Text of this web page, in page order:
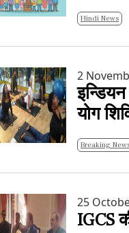
Hindi News
2
योग
Breaking
25
IGCS